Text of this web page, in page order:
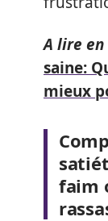
A lire
saine:
mieux
faim